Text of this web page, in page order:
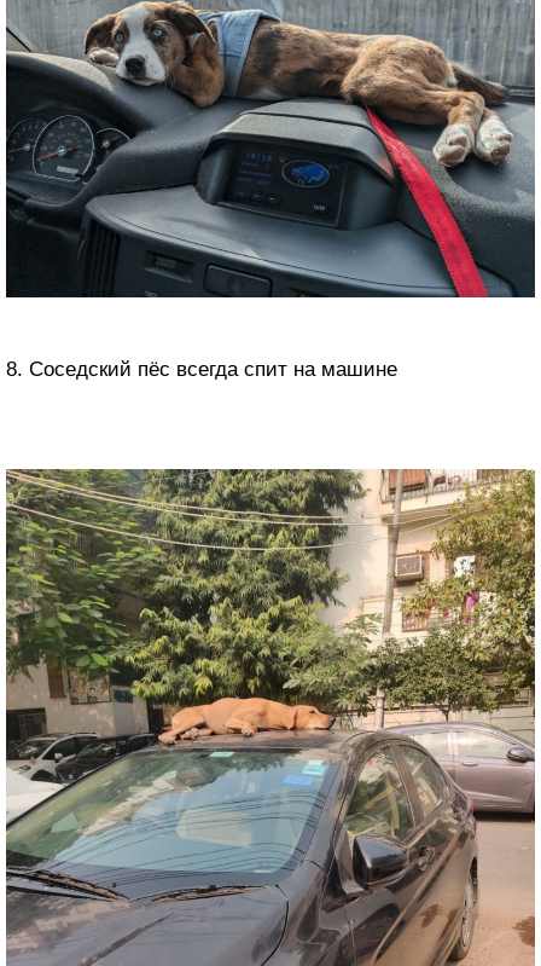
8. Соседский пёс всегда спит на машине